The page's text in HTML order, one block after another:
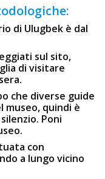
di Ulugbek è dal
sul sito,
di visitare
che diverse guide
museo, quindi è
Poni
con
a lungo vicino